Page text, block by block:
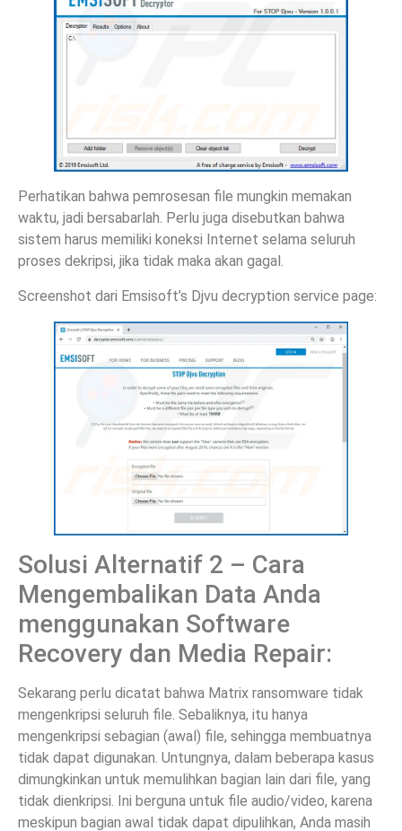
Perhatikan bahwa pemrosesan file mungkin memakan
waktu, jadi bersabarlah. Perlu juga disebutkan bahwa
sistem harus memiliki koneksi Internet selama seluruh
proses dekripsi, jika tidak maka akan gagal.
Screenshot dari Emsisoft’s Djvu decryption service page:
Solusi Alternatif 2 – Cara
Mengembalikan Data Anda
menggunakan Software
Recovery dan Media Repair:
Sekarang perlu dicatat bahwa Matrix ransomware tidak
mengenkripsi seluruh file. Sebaliknya, itu hanya
mengenkripsi sebagian (awal) file, sehingga membuatnya
tidak dapat digunakan. Untungnya, dalam beberapa kasus
dimungkinkan untuk memulihkan bagian lain dari file, yang
tidak dienkripsi. Ini berguna untuk file audio/video, karena
meskipun bagian awal tidak dapat dipulihkan, Anda masih